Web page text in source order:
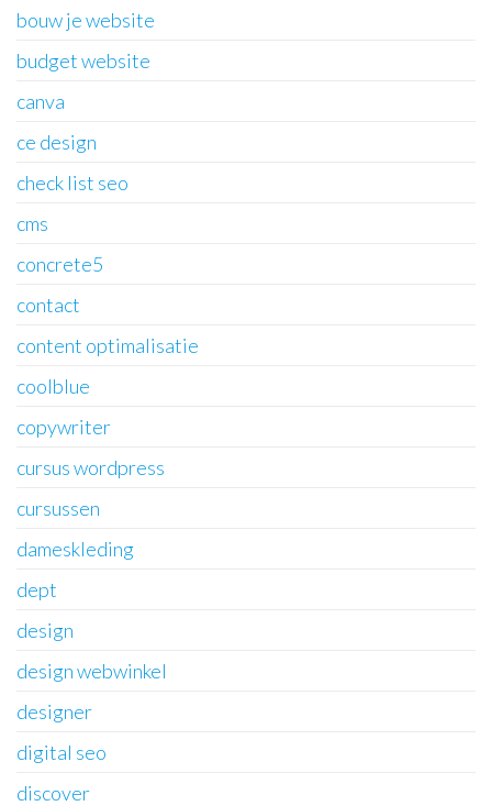
bouw je website
budget website
canva
ce design
check list seo
cms
concrete5
contact
content optimalisatie
coolblue
copywriter
cursus wordpress
cursussen
dameskleding
dept
design
design webwinkel
designer
digital seo
discover